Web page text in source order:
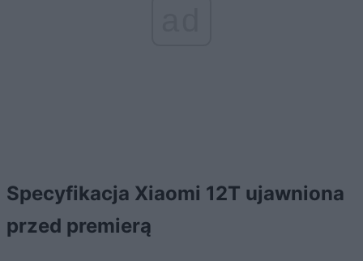
Specyfikacja Xiaomi 12T ujawniona
przed premierą